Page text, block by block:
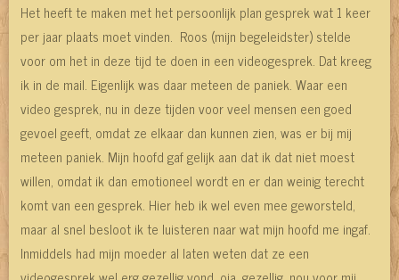
Het heeft te maken met het persoonlijk plan gesprek wat 1 keer
per jaar plaats moet vinden. Roos (mijn begeleidster) stelde
voor om het in deze tijd te doen in een videogesprek. Dat kreeg
ik in de mail. Eigenlijk was daar meteen de paniek. Waar een
video gesprek, nu in deze tijden voor veel mensen een goed
gevoel geeft, omdat ze elkaar dan kunnen zien, was er bij mij
meteen paniek. Mijn hoofd gaf gelijk aan dat ik dat niet moest
willen, omdat ik dan emotioneel wordt en er dan weinig terecht
komt van een gesprek. Hier heb ik wel even mee geworsteld,
maar al snel besloot ik te luisteren naar wat mijn hoofd me ingaf.
Inmiddels had mijn moeder al laten weten dat ze een